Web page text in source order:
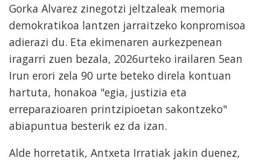
Gorka Alvarez zinegotzi jeltzaleak memoria
demokratikoa lantzen jarraitzeko konpromisoa
adierazi du. Eta ekimenaren aurkezpenean
iragarri zuen bezala, 2026urteko irailaren 5ean
Irun erori zela 90 urte beteko direla kontuan
hartuta, honakoa "egia, justizia eta
erreparazioaren printzipioetan sakontzeko"
abiapuntua besterik ez da izan.
Alde horretatik, Antxeta Irratiak jakin duenez,